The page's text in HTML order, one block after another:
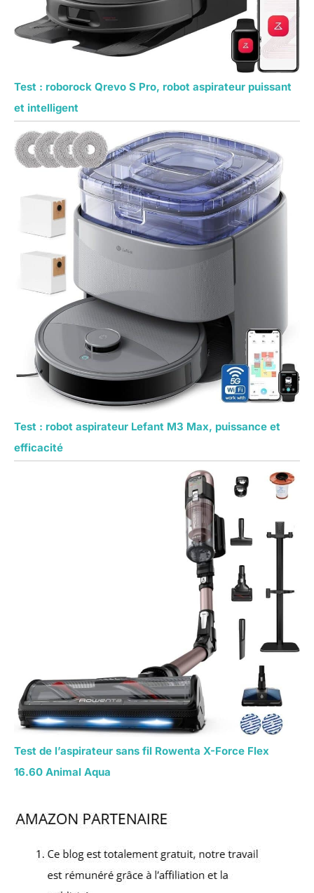
Test : roborock Qrevo S Pro, robot aspirateur puissant
et intelligent
Test : robot aspirateur Lefant M3 Max, puissance et
efficacité
Test de l’aspirateur sans fil Rowenta X-Force Flex
16.60 Animal Aqua